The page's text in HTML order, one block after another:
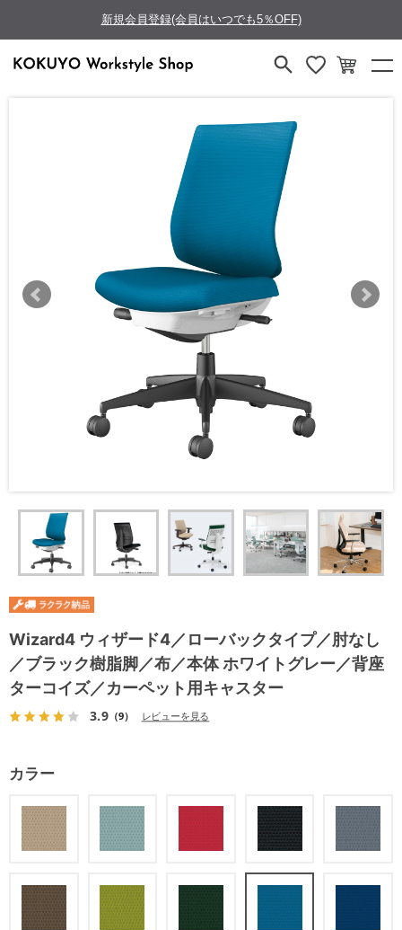
新規会員登録(会員はいつでも5％OFF)
Wizard4 ウィザード4／ローバックタイプ／肘なし
／ブラック樹脂脚／布／本体 ホワイトグレー／背座
ターコイズ／カーペット用キャスター
3.9（9） レビューを見る
カラー